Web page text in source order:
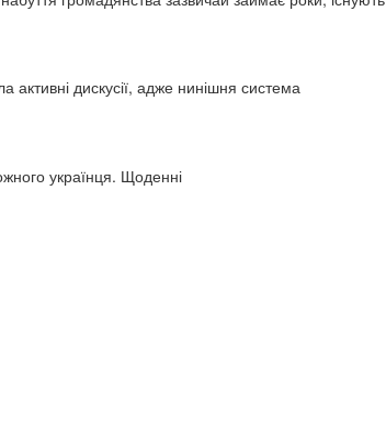
активні дискусії, адже нинішня система
українця. Щоденні